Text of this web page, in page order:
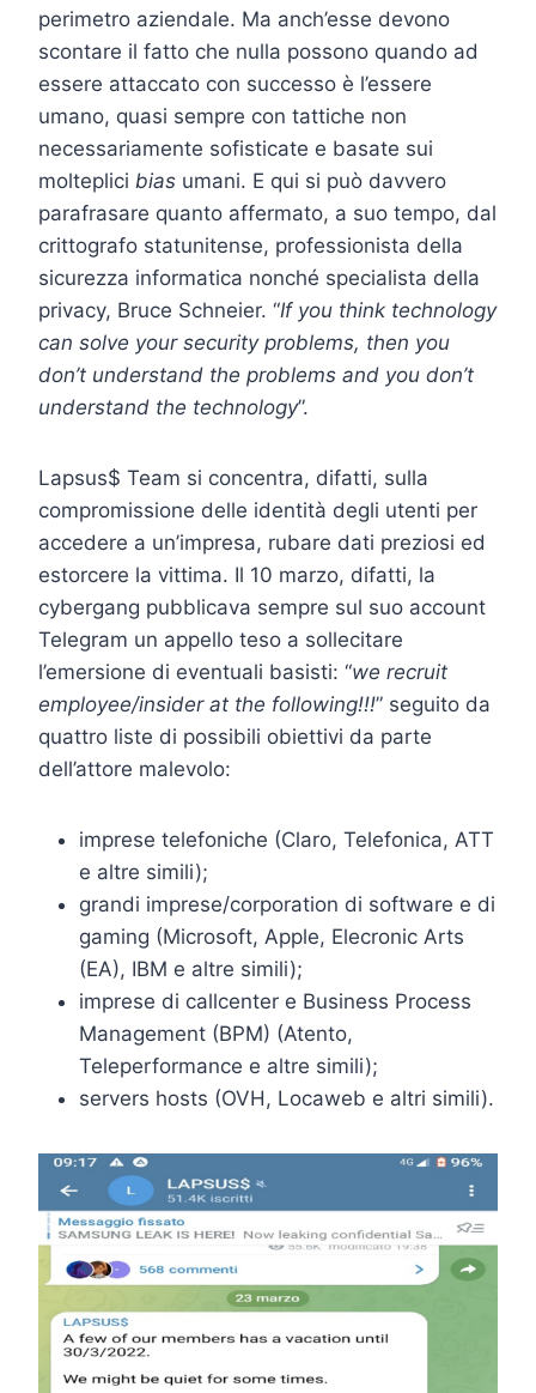
perimetro aziendale. Ma anch’esse devono
scontare il fatto che nulla possono quando ad
essere attaccato con successo è l’essere
umano, quasi sempre con tattiche non
necessariamente sofisticate e basate sui
molteplici bias umani. E qui si può davvero
parafrasare quanto affermato, a suo tempo, dal
crittografo statunitense, professionista della
sicurezza informatica nonché specialista della
privacy, Bruce Schneier. “If you think technology
can solve your security problems, then you
don’t understand the problems and you don’t
understand the technology”.
Lapsus$ Team si concentra, difatti, sulla
compromissione delle identità degli utenti per
accedere a un’impresa, rubare dati preziosi ed
estorcere la vittima. Il 10 marzo, difatti, la
cybergang pubblicava sempre sul suo account
Telegram un appello teso a sollecitare
l’emersione di eventuali basisti: “we recruit
employee/insider at the following!!!” seguito da
quattro liste di possibili obiettivi da parte
dell’attore malevolo:
imprese telefoniche (Claro, Telefonica, ATT
e altre simili);
grandi imprese/corporation di software e di
gaming (Microsoft, Apple, Elecronic Arts
(EA), IBM e altre simili);
imprese di callcenter e Business Process
Management (BPM) (Atento,
Teleperformance e altre simili);
servers hosts (OVH, Locaweb e altri simili).